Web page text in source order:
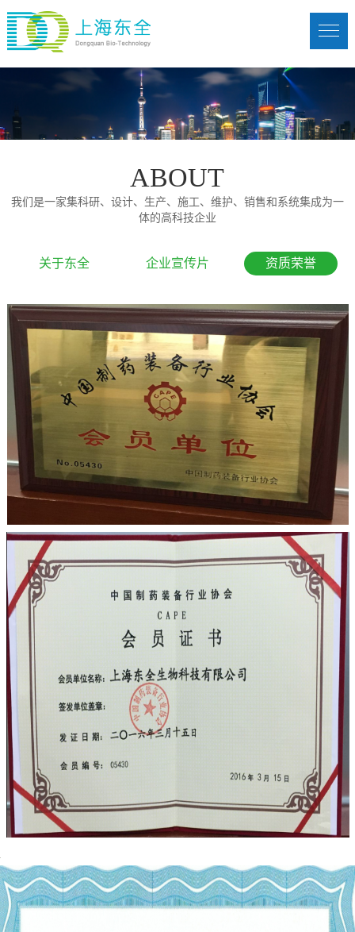
ABOUT
我们是一家集科研、设计、生产、施工、维护、销售和系统集成为一
体的高科技企业
关于东全 企业宣传片 资质荣誉